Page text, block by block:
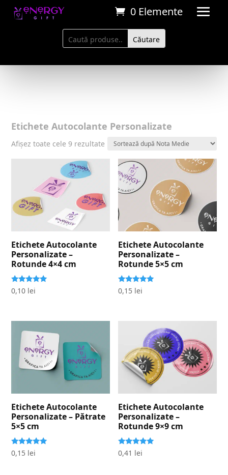
0 Elemente
Etichete Autocolante Personalizate
Afișez toate cele 9 rezultate Sortat
după
evaluarea
medie
Etichete Autocolante
Personalizate –
Rotunde 4×4 cm
Evaluat la
5.00
0,10 lei
Etichete Autocolante
Personalizate –
Rotunde 5×5 cm
Evaluat la
5.00
0,15 lei
Etichete Autocolante
Personalizate – Pătrate
5×5 cm
Evaluat la
5.00
0,15 lei
Etichete Autocolante
Personalizate –
Rotunde 9×9 cm
Evaluat la
5.00
0,41 lei